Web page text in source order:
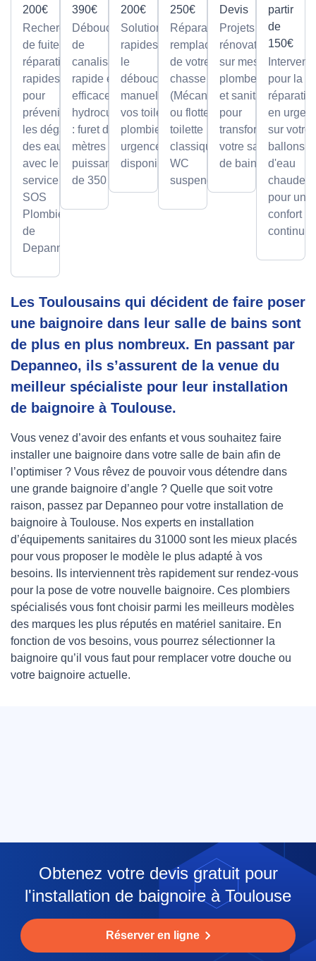
200€
Recherche
de fuite et
réparation
rapides
pour
prévenir
les dégâts
des eaux
avec le
service
SOS
Plombier
de
Depanneo
390€
Débouchage
de
canalisation
rapide et
efficace par
hydrocurage
: furet de 100
mètres et
puissance
de 350 bars.
200€
Solutions
rapides pour
le
débouchage
manuel de
vos toilettes,
plombier en
urgence
disponible.
250€
Réparation et
remplacement
de votre
chasse d'eau
(Mécanisme
ou flotteur) sur
toilette
classique ou
WC
suspendu.
Devis
Projets de
rénovation
sur mesure
plomberie
et sanitaire
pour
transformer
votre salle
de bain.
partir
de
150€
pour la
en
sur votre
ballons
d'eau
chaude,
pour un
confort
continu.
Les Toulousains qui décident de faire poser
une baignoire dans leur salle de bains sont
de plus en plus nombreux. En passant par
Depanneo, ils s’assurent de la venue du
meilleur spécialiste pour leur installation
de baignoire à Toulouse.
Vous venez d’avoir des enfants et vous souhaitez faire
installer une baignoire dans votre salle de bain afin de
l’optimiser ? Vous rêvez de pouvoir vous détendre dans
une grande baignoire d’angle ? Quelle que soit votre
raison, passez par Depanneo pour votre installation de
baignoire à Toulouse. Nos experts en installation
d’équipements sanitaires du 31000 sont les mieux placés
pour vous proposer le modèle le plus adapté à vos
besoins. Ils interviennent très rapidement sur rendez-vous
pour la pose de votre nouvelle baignoire. Ces plombiers
spécialisés vous font choisir parmi les meilleurs modèles
des marques les plus réputés en matériel sanitaire. En
fonction de vos besoins, vous pourrez sélectionner la
baignoire qu’il vous faut pour remplacer votre douche ou
votre baignoire actuelle.
Obtenez votre devis gratuit pour
l'installation de baignoire à Toulouse
Réserver en ligne